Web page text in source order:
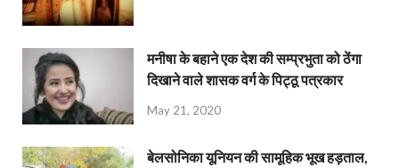
मनीषा के बहाने एक देश की सम्प्रभुता को ठेंगा
दिखाने वाले शासक वर्ग के पिट्ठू पत्रकार
May 21, 2020
बेलसोनिका यूनियन की सामूहिक भूख हड़ताल,